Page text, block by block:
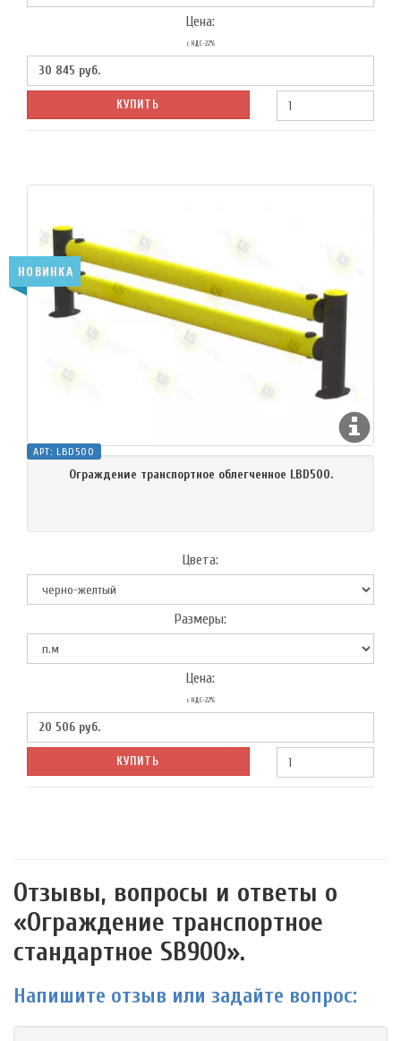
Цена:
с НДС-22%
30 845 руб.
КУПИТЬ
АРТ: LBD500
Ограждение транспортное облегченное LBD500.
Цвета:
Размеры:
Цена:
с НДС-22%
20 506 руб.
КУПИТЬ
НОВИНКА
Отзывы, вопросы и ответы о
«Ограждение транспортное
стандартное SB900».
Напишите отзыв или задайте вопрос: